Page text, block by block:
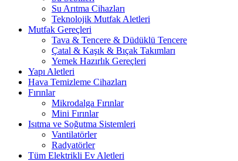
Su Arıtma Cihazları
Teknolojik Mutfak Aletleri
Mutfak Gereçleri
Tava & Tencere & Düdüklü Tencere
Çatal & Kaşık & Bıçak Takımları
Yemek Hazırlık Gereçleri
Yapı Aletleri
Hava Temizleme Cihazları
Fırınlar
Mikrodalga Fırınlar
Mini Fırınlar
Isıtma ve Soğutma Sistemleri
Vantilatörler
Radyatörler
Tüm Elektrikli Ev Aletleri